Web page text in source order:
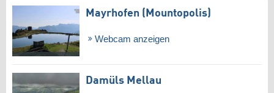
Mayrhofen (Mountopolis)
Webcam anzeigen
Damüls Mellau